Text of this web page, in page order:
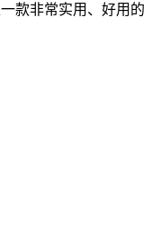
款非常实用、好用的